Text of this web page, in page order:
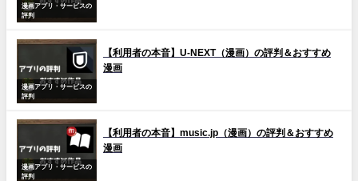
漫画アプリ・サービスの
評判
漫画アプリ・サービスの
評判
【利用者の本音】U-NEXT（漫画）の評判＆おすすめ
漫画
漫画アプリ・サービスの
評判
【利用者の本音】music.jp（漫画）の評判＆おすすめ
漫画